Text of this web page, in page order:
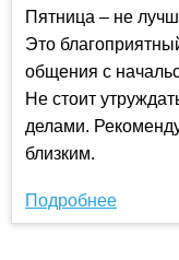
Пятница – не
Это
общения с
Не стоит
делами.
близким.
Подробнее